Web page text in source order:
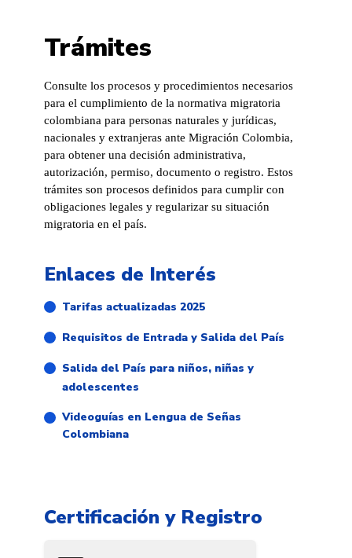
Trámites
Consulte los procesos y procedimientos necesarios
para el cumplimiento de la normativa migratoria
colombiana para personas naturales y jurídicas,
nacionales y extranjeras ante Migración Colombia,
para obtener una decisión administrativa,
autorización, permiso, documento o registro. Estos
trámites son procesos definidos para cumplir con
obligaciones legales y regularizar su situación
migratoria en el país.
Enlaces de Interés
Tarifas actualizadas 2025
Requisitos de Entrada y Salida del País
Salida del País para niños, niñas y
adolescentes
Videoguías en Lengua de Señas
Colombiana
Certificación y Registro